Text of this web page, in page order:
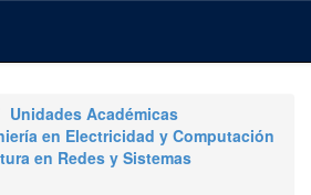
Unidades Académicas
en Electricidad y Computación
en Redes y Sistemas